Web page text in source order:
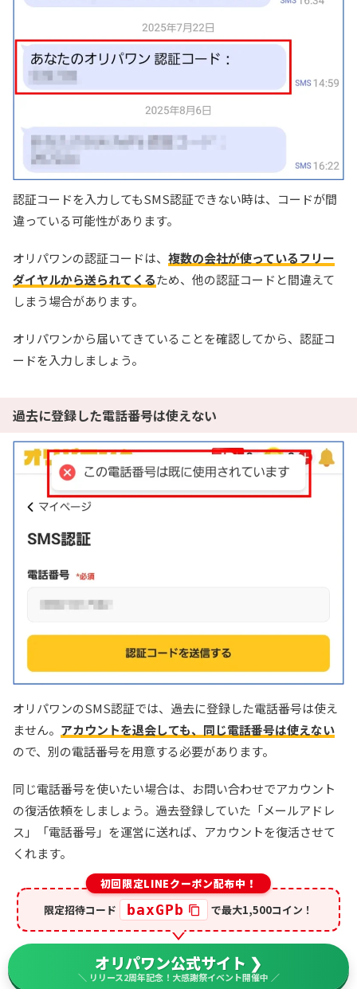
認証コードを入力してもSMS認証できない時は、コードが間
違っている可能性があります。
オリパワンの認証コードは、 複数の会社が使っているフリー
ダイヤルから送られてくるため、他の認証コードと間違えて
しまう場合があります。
オリパワンから届いてきていることを確認してから、認証コ
ードを入力しましょう。
過去に登録した電話番号は使えない
オリパワンのSMS認証では、過去に登録した電話番号は使え
ません。 アカウントを退会しても、同じ電話番号は使えない
ので、別の電話番号を用意する必要があります。
同じ電話番号を使いたい場合は、お問い合わせでアカウント
の復活依頼をしましょう。過去登録していた「メールアドレ
ス」「電話番号」を運営に送れば、アカウントを復活させて
くれます。
初回限定LINEクーポン配布中！
限定招待コード
baxGPb で最大1,500コイン！
オリパワン公式サイト ❯
＼ リリース2周年記念！大感謝祭イベント開催中 ／